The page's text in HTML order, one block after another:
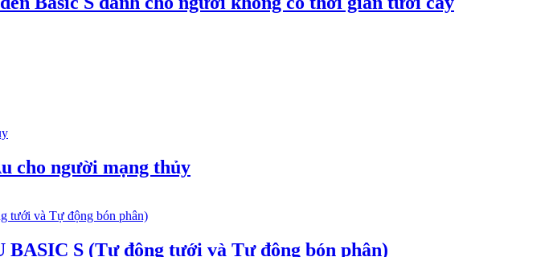
cho người mạng thủy
S (Tự động tưới và Tự động bón phân)